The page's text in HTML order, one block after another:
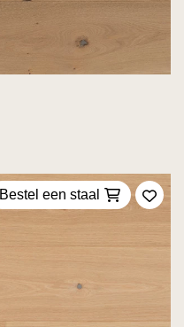
Bestel een staal